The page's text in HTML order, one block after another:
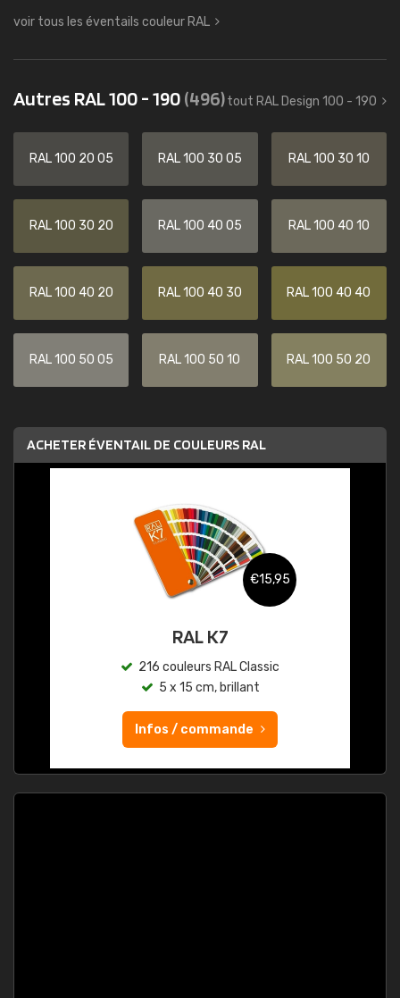
voir tous les éventails couleur RAL
Autres RAL 100 - 190(496)tout RAL Design 100 - 190
RAL 100 20 05 RAL 100 30 05 RAL 100 30 10
RAL 100 30 20 RAL 100 40 05 RAL 100 40 10
RAL 100 40 20 RAL 100 40 30 RAL 100 40 40
RAL 100 50 05 RAL 100 50 10 RAL 100 50 20
ACHETER ÉVENTAIL DE COULEURS RAL
€15,95
RAL K7
216 couleurs RAL Classic
5 x 15 cm, brillant
Infos / commande